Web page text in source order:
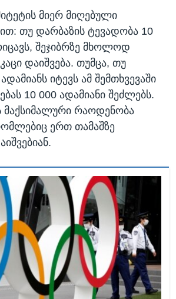
მიერ მიღებული
თუ დარბაზის ტევადობა 10
შეჯიბრზე მხოლოდ
დაიშვება. თუმცა, თუ
იტევს ამ შემთხვევაში
10 000 ადამიანი შეძლებს.
მაქსიმალური რაოდენობა
ერთ თამაშზე